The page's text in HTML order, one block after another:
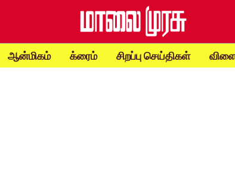
ஆன்மிகம் க்ரைம் சிறப்பு செய்திகள்